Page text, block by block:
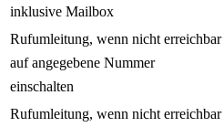
inklusive Mailbox
Rufumleitung, wenn nicht erreichbar
auf angegebene Nummer
einschalten
Rufumleitung, wenn nicht erreichbar